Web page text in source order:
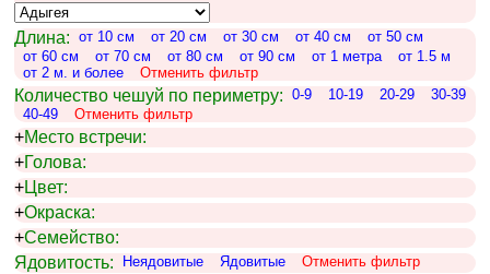
Длина: от 10 см от 20 см от 30 см от 40 см
от 50 см
от 60 см
от 70 см от 80 см от 90 см от 1 метра
от 1.5 м
от 2 м. и более
Отменить фильтр
Количество чешуй по периметру: 0-9 10-19 20-29
30-39
40-49
Отменить фильтр
+Место встречи:
+Голова:
+Цвет:
+Окраска:
+Семейство:
Ядовитость:
Неядовитые Ядовитые Отменить фильтр